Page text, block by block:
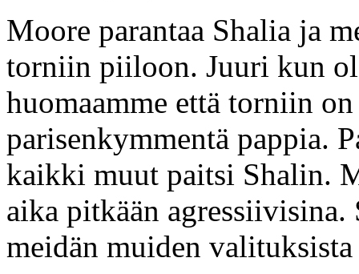
Moore parantaa Shalia ja
torniin piiloon. Juuri kun
huomaamme että torniin
parisenkymmentä pappia.
kaikki muut paitsi Shalin.
aika pitkään
meidän muiden